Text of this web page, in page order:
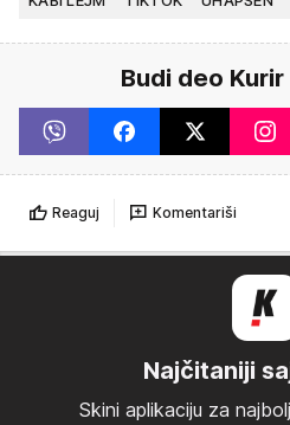
Budi deo
Reaguj Komentariši
Najčitaniji
Skini aplikaciju za